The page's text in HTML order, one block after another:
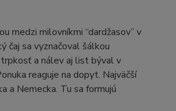
medzi milovníkmi “dardžasov” v
čaj sa vyznačoval šálkou
trpkosť a nálev aj list býval v
reaguje na dopyt. Najväčší
a Nemecka. Tu sa formujú